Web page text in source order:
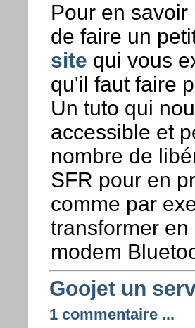
Pour en
de faire un
site qui vous
qu'il faut faire
Un tuto qui
accessible et
nombre de
SFR pour en
comme par
transformer
modem
Goojet un
1 commentaire ...